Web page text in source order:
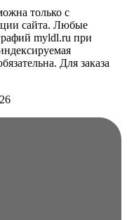
только с
сайта. Любые
myldl.ru при
Для заказа